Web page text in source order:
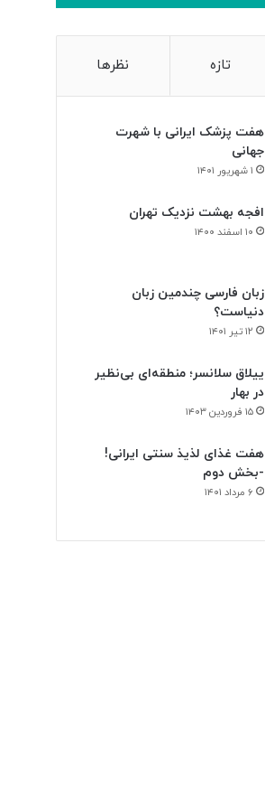
تازه نظرها
هفت پزشک ایرانی با شهرت
جهانی
۱ شهریور ۱۴۰۱
افجه بهشت نزدیک تهران
۱۰ اسفند ۱۴۰۰
زبان فارسی چندمین زبان
دنیاست؟
۱۲ تیر ۱۴۰۱
ییلاق سلانسر؛ منطقه‌ای بی‌نظیر
در بهار
۱۵ فروردین ۱۴۰۳
هفت غذای لذیذ سنتی ایرانی!
-بخش دوم
۶ مرداد ۱۴۰۱